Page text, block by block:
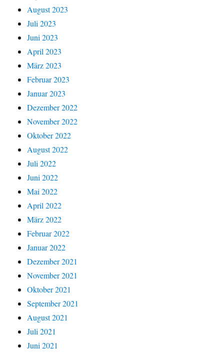
August 2023
Juli 2023
Juni 2023
April 2023
März 2023
Februar 2023
Januar 2023
Dezember 2022
November 2022
Oktober 2022
August 2022
Juli 2022
Juni 2022
Mai 2022
April 2022
März 2022
Februar 2022
Januar 2022
Dezember 2021
November 2021
Oktober 2021
September 2021
August 2021
Juli 2021
Juni 2021